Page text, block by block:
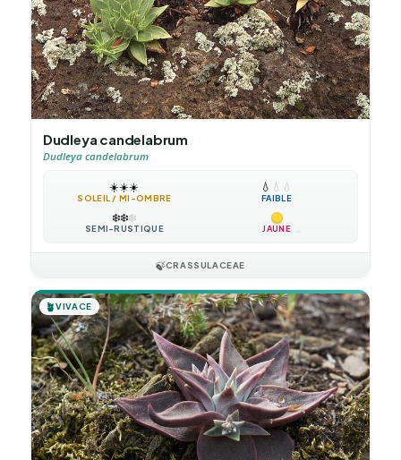
Dudleya candelabrum
Dudleya candelabrum
☀️☀️☀️
SOLEIL / MI-OMBRE
💧 💧 💧
FAIBLE
❄️❄️❄️
SEMI-RUSTIQUE JAUNE
🍃CRASSULACEAE
🪴VIVACE